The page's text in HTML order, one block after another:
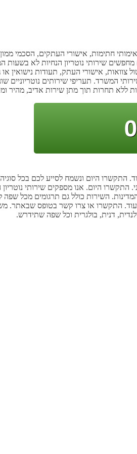
חתימות, אישורי העתקים, הסכמי
שירותי נוטריון הנחיות לא
אישורי העתק, תעודות נישואין או
המשרד. תעריפי שירותים נוטריוניים
ללא תחרות תוך מתן שירות אדיב, מהיר
התקשרו היום ונשמח לסייע לכם בכל
היום. אנו מספקים שירותי נוטריון
השירות כולל גם תרגומים מכל שפה
התקשרו או צרו קשר בטופס שבאתר.
דנית, בולגרית וכל שפה שתידרש.